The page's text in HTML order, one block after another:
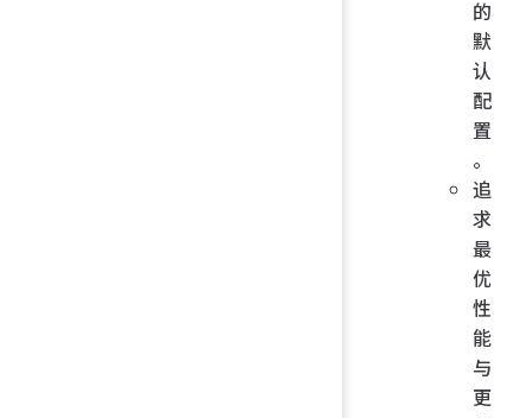
的
默
认
配
置
。
追
求
最
优
性
能
与
更